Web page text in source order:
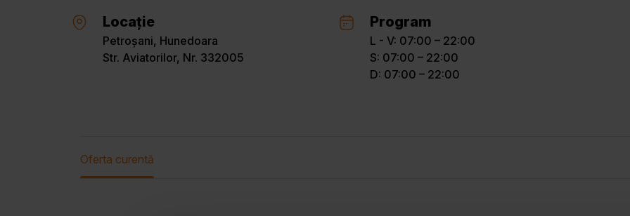
Locație
Petroșani, Hunedoara
Str. Aviatorilor, Nr. 332005
Program
L - V: 07:00 – 22:00
S: 07:00 – 22:00
D: 07:00 – 22:00
Oferta curentă